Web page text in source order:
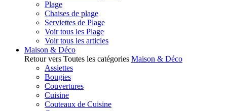
Plage
Chaises de plage
Serviettes de Plage
Voir tous les Plage
Voir tous les articles
Maison & Déco
Retour vers Toutes les catégories Maison & Déco
Assiettes
Bougies
Couvertures
Cuisine
Couteaux de Cuisine